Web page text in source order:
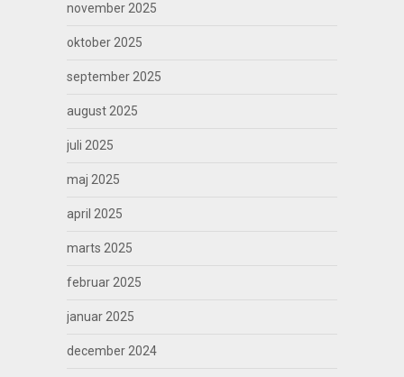
november 2025
oktober 2025
september 2025
august 2025
juli 2025
maj 2025
april 2025
marts 2025
februar 2025
januar 2025
december 2024